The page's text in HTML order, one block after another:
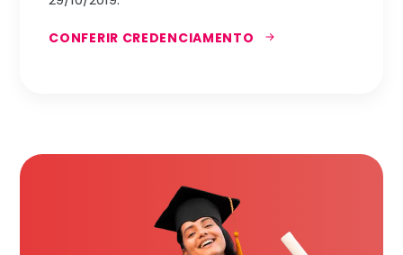
CONFERIR CREDENCIAMENTO